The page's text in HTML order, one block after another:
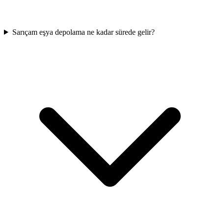
Sarıçam eşya depolama ne kadar sürede gelir?